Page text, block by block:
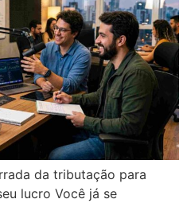
da tributação para
lucro Você já se